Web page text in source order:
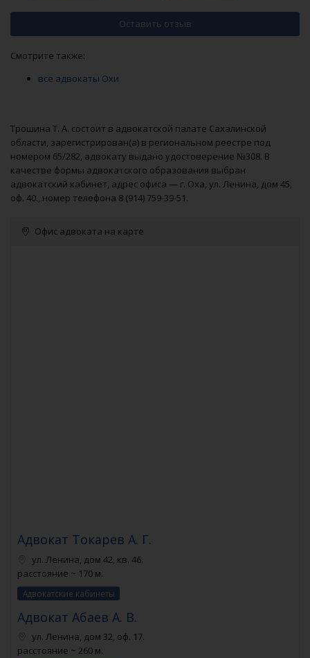
Оставить отзыв
Смотрите также:
все адвокаты Охи
Трошина Т. А. состоит в адвокатской палате Сахалинской
области, зарегистрирован(а) в региональном реестре под
номером 65/282, адвокату выдано удостоверение №308. В
качестве формы адвокатского образования выбран
адвокатский кабинет, адрес офиса — г. Оха, ул. Ленина, дом 45,
оф. 40., номер телефона 8 (914) 759-39-51.
Офис адвоката на карте
Адвокат Токарев А. Г.
ул. Ленина, дом 42, кв. 46.
расстояние ~ 170 м.
Адвокатские кабинеты
Адвокат Абаев А. В.
ул. Ленина, дом 32, оф. 17.
расстояние ~ 260 м.